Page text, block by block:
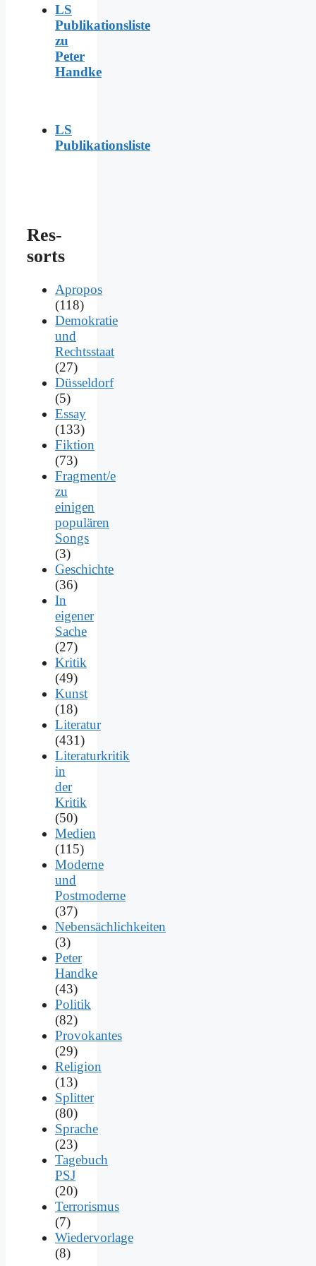
LS
Publikationsliste
zu
Peter
Handke
LS
Publikationsliste
Res­
sorts
Apropos
(118)
Demokratie
und
Rechtsstaat
(27)
Düsseldorf
(5)
Essay
(133)
Fiktion
(73)
Fragment/e
zu
einigen
populären
Songs
(3)
Geschichte
(36)
In
eigener
Sache
(27)
Kritik
(49)
Kunst
(18)
Literatur
(431)
Literaturkritik
in
der
Kritik
(50)
Medien
(115)
Moderne
und
Postmoderne
(37)
Nebensächlichkeiten
(3)
Peter
Handke
(43)
Politik
(82)
Provokantes
(29)
Religion
(13)
Splitter
(80)
Sprache
(23)
Tagebuch
PSJ
(20)
Terrorismus
(7)
Wiedervorlage
(8)